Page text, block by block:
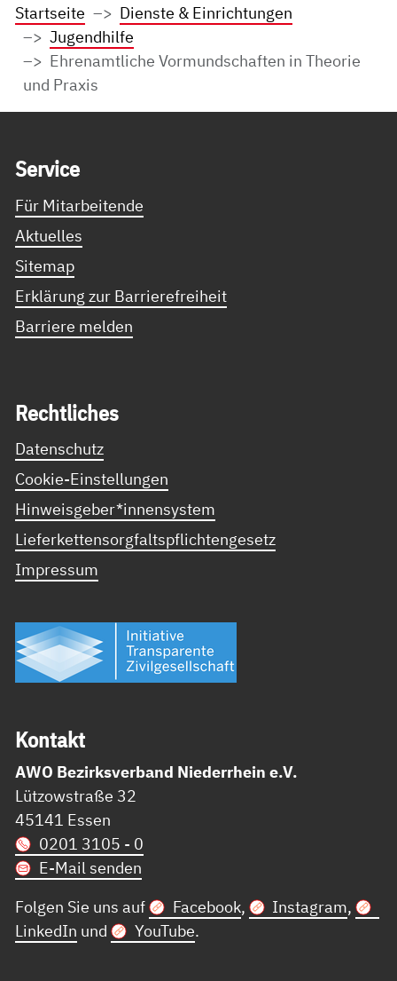
Startseite
Dienste & Einrichtungen
Jugendhilfe
Ehrenamtliche Vormundschaften in Theorie
und Praxis
Ser­vice
Für Mitarbeitende
Aktuelles
Sitemap
Erklärung zur Barrierefreiheit
Barriere melden
Recht­li­ches
Datenschutz
Cookie-Einstellungen
Hinweisgeber*innensystem
Lieferkettensorgfaltspflichtengesetz
Impressum
Kon­takt
AWO Bezirksverband Niederrhein e.V.
Lützowstraße 32
45141 Essen
0201 3105 - 0
E-Mail senden
Folgen Sie uns auf
Facebook, Instagram,
LinkedIn und YouTube.